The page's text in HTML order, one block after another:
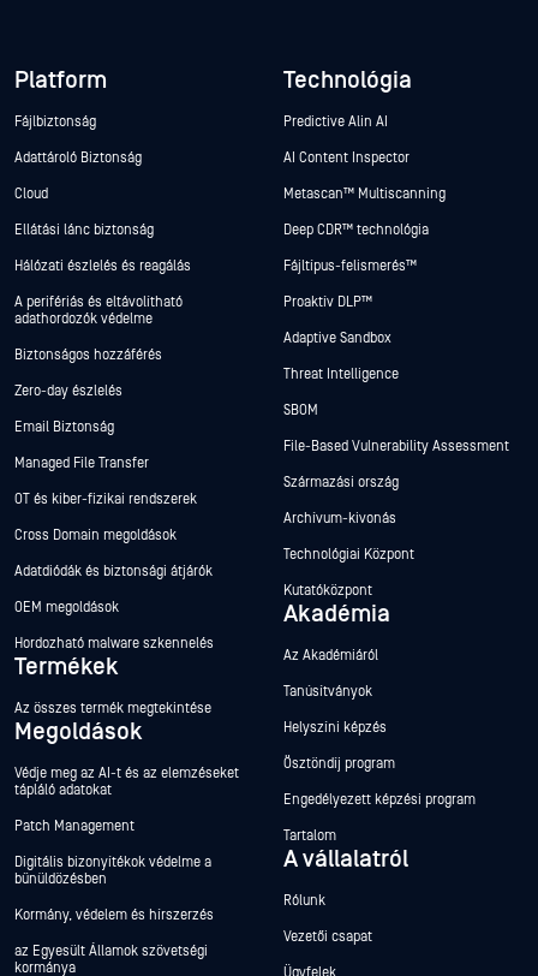
Platform
Fájlbiztonság
Adattároló Biztonság
Cloud
Ellátási lánc biztonság
Hálózati észlelés és reagálás
A perifériás és eltávolítható
adathordozók védelme
Biztonságos hozzáférés
Zero-day észlelés
Email Biztonság
Managed File Transfer
OT és kiber-fizikai rendszerek
Cross Domain megoldások
Adatdiódák és biztonsági átjárók
OEM megoldások
Hordozható malware szkennelés
Termékek
Az összes termék megtekintése
Megoldások
Védje meg az AI-t és az elemzéseket
tápláló adatokat
Patch Management
Digitális bizonyítékok védelme a
bűnüldözésben
Kormány, védelem és hírszerzés
az Egyesült Államok szövetségi
kormánya
Technológia
Predictive Alin AI
AI Content Inspector
Metascan™ Multiscanning
Deep CDR™ technológia
Fájltípus-felismerés™
Proaktív DLP™
Adaptive Sandbox
Threat Intelligence
SBOM
File-Based Vulnerability Assessment
Származási ország
Archívum-kivonás
Technológiai Központ
Kutatóközpont
Akadémia
Az Akadémiáról
Tanúsítványok
Helyszíni képzés
Ösztöndíj program
Engedélyezett képzési program
Tartalom
A vállalatról
Rólunk
Vezetői csapat